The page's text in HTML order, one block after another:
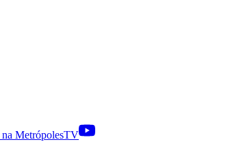
na MetrópolesTV